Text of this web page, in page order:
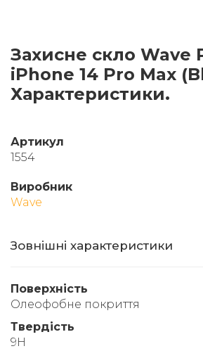
Захисне скло Wave
iPhone 14 Pro Max
Характеристики.
Артикул
1554
Виробник
Wave
Зовнішні характеристики
Поверхність
Олеофобне покриття
Твердість
9Н